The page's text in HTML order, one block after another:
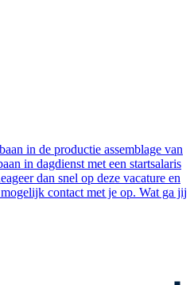
in de productie assemblage van
in dagdienst met een startsalaris
dan snel op deze vacature en
contact met je op. Wat ga jij